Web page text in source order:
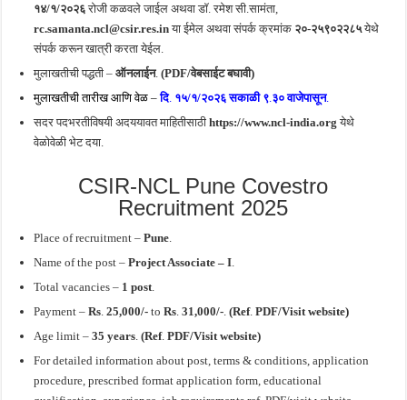
१४/१/२०२६रोजी कळवले जाईल अथवा डॉ. रमेश सी.सामंता,
rc.samanta.ncl@csir.res.in या ईमेल अथवा संपर्क क्रमांक २०-२५९०२२८५येथे
संपर्क करून खात्री करता येईल.
मुलाखतीची पद्धती –ऑनलाईन.(PDF/वेबसाईट बघावी)
मुलाखतीची तारीख आणि वेळ – दि. १५/१/२०२६सकाळी ९ ३० वाजेपासून.
सदर पदभरतीविषयी अदययावत माहितीसाठीhttps://www.ncl-india.orgयेथे
वेळोवेळी भेट दया.
CSIR-NCL Pune Covestro
Recruitment 2025
Place of recruitment –Pune
Name of the post – Project Associate – I
Total vacancies – 1 post
Payment –Rs .25,000/-to Rs .31,000/- .(Ref.PDF/Visit website)
Age limit –35 years .(Ref.PDF/Visit website)
For detailed information about post, terms & conditions, application
procedure, prescribed format application form, educational